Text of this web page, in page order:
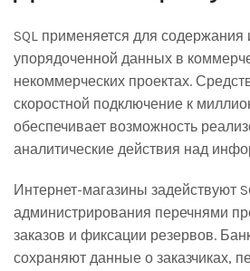
SQL применяется для содержания
упорядоченной данных в
некоммерческих проектах.
скоростной подключение к
обеспечивает возможность
аналитические действия над
Интернет-магазины задействуют
администрирования перечнями
заказов и фиксации резервов.
сохраняют данные о заказчиках,